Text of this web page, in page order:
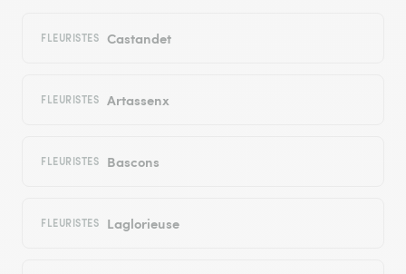
FLEURISTES Castandet
FLEURISTES Artassenx
FLEURISTES Bascons
FLEURISTES Laglorieuse